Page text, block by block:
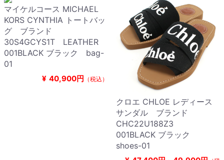
マイケルコース MICHAEL
KORS CYNTHIA トートバッ
グ ブランド
30S4GCYS1T LEATHER
001BLACK ブラック bag-
01
¥ 40,900円 （税込）
クロエ CHLOE レディース
サンダル ブランド
CHC22U188Z3
001BLACK ブラック
shoes-01